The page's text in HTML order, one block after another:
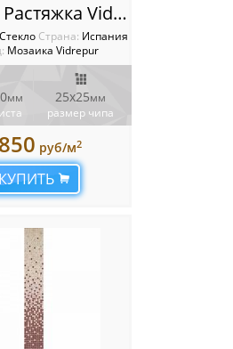
Carmin Растяжка Vidrepur
Стекло Cтрана: Испания
Мозаика Vidrepur
мм
25x25мм
размер чипа
руб/м2
КУПИТЬ